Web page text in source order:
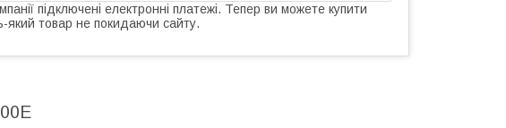
підключені електронні платежі. Тепер ви можете купити
який товар не покидаючи сайту.